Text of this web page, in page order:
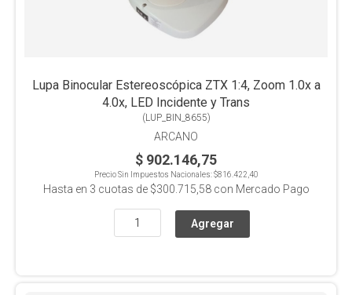
Lupa Binocular Estereoscópica ZTX 1:4, Zoom 1.0x a
4.0x, LED Incidente y Trans
(LUP_BIN_8655)
ARCANO
$ 902.146,75
Precio Sin Impuestos Nacionales:$816.422,40
Hasta en 3 cuotas de $300.715,58con Mercado Pago